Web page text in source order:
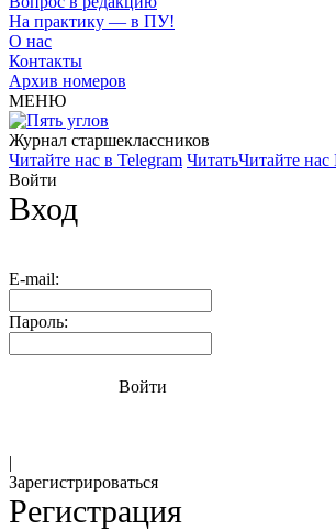
На практику — в ПУ!
О нас
Контакты
Архив номеров
МЕНЮ
Журнал старшекласcников
Читайте нас в Telegram ЧитатьЧитайте нас
Войти
Вход
E-mail:
Пароль:
Войти
|
Зарегистрироваться
Регистрация